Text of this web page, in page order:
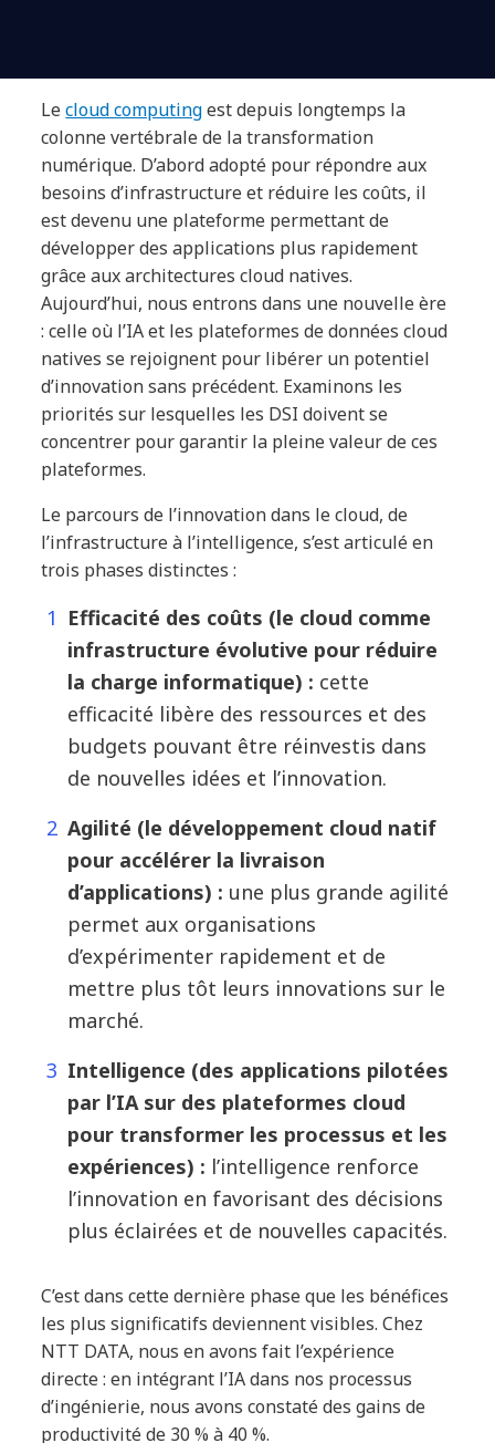
Lecloud computingest depuis longtemps la
colonne vertébrale de la transformation
numérique. D’abord adopté pour répondre aux
besoins d’infrastructure et réduire les coûts, il
est devenu une plateforme permettant de
développer des applications plus rapidement
grâce aux architectures cloud natives.
Aujourd’hui, nous entrons dans une nouvelle ère
: celle où l’IA et les plateformes de données cloud
natives se rejoignent pour libérer un potentiel
d’innovation sans précédent. Examinons les
priorités sur lesquelles les DSI doivent se
concentrer pour garantir la pleine valeur de ces
plateformes.
Le parcours de l’innovation dans le cloud, de
l’infrastructure à l’intelligence, s’est articulé en
trois phases distinctes :
Efficacité des coûts (le cloud comme
infrastructure évolutive pour réduire
la charge informatique) : cette
efficacité libère des ressources et des
budgets pouvant être réinvestis dans
de nouvelles idées et l’innovation.
Agilité (le développement cloud natif
pour accélérer la livraison
d’applications) : une plus grande agilité
permet aux organisations
d’expérimenter rapidement et de
mettre plus tôt leurs innovations sur le
marché.
Intelligence (des applications pilotées
par l’IA sur des plateformes cloud
pour transformer les processus et les
expériences) : l’intelligence renforce
l’innovation en favorisant des décisions
plus éclairées et de nouvelles capacités.
C’est dans cette dernière phase que les bénéfices
les plus significatifs deviennent visibles. Chez
NTT DATA, nous en avons fait l’expérience
directe : en intégrant l’IA dans nos processus
d’ingénierie, nous avons constaté des gains de
productivité de 30 % à 40 %.